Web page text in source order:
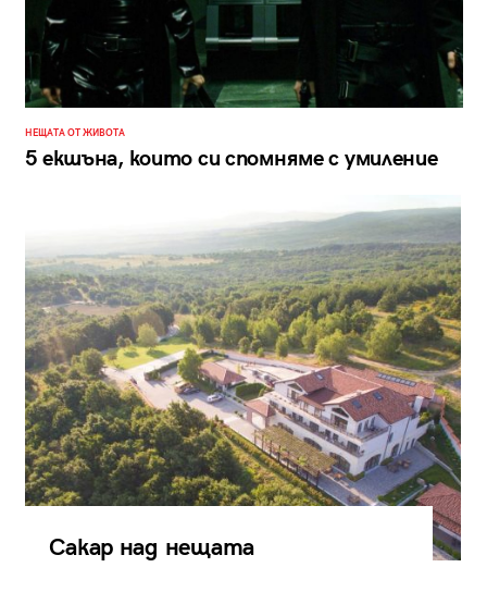
НЕЩАТА ОТ ЖИВОТА
5 екшъна, които си спомняме с умиление
Сакар над нещата